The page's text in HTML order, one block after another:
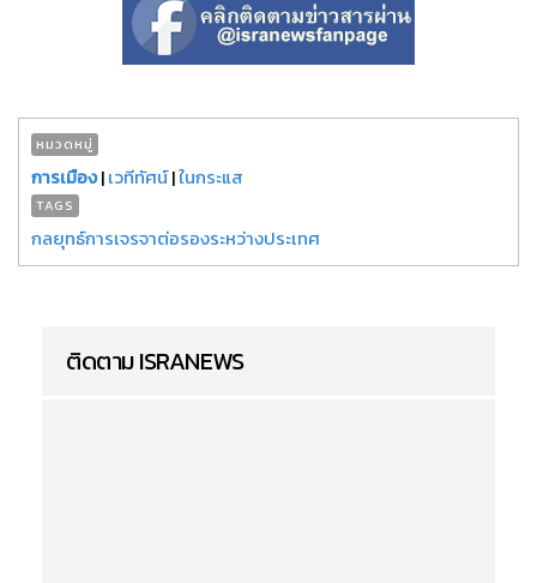
หมวดหมู่
การเมือง|เวทีทัศน์|ในกระแส
TAGS
กลยุทธ์การเจรจาต่อรองระหว่างประเทศ
ติดตาม ISRANEWS